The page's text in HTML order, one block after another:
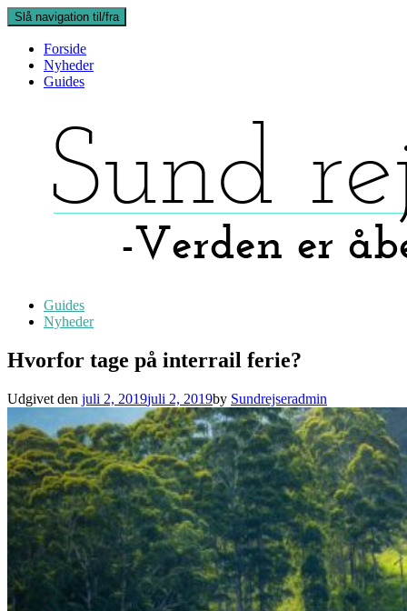
Slå navigation til/fra
Forside
Nyheder
Guides
Guides
Nyheder
Hvorfor tage på interrail ferie?
Udgivet den juli 2, 2019juli 2, 2019by Sundrejseradmin